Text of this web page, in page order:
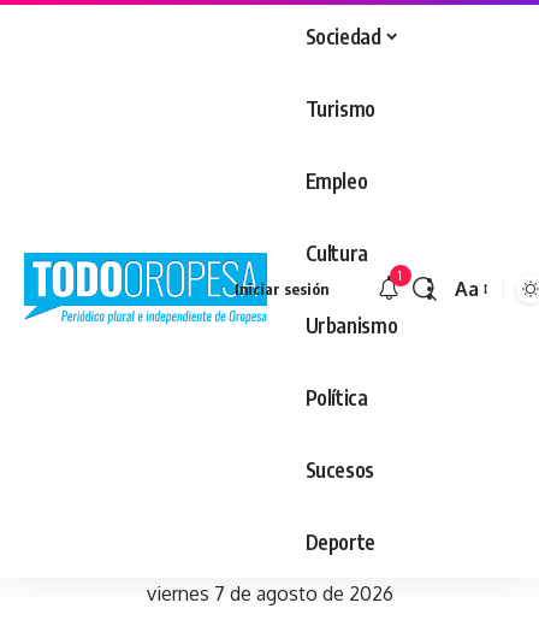
Sociedad
Turismo
Empleo
Cultura
Urbanismo
Política
Sucesos
Deporte
Iniciar sesión
1
Aa
viernes 7 de agosto de 2026